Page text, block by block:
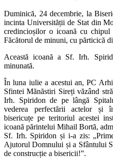
Duminică, 24 decembrie, la
incinta Universității de Stat din
credincioșilor o icoană cu
Făcătorul de minuni, cu părticică
Această icoană a Sf. Irh.
minunată.
În luna iulie a acestui an, PC
Sfintei Mănăstiri Sireți văzând
Irh. Spiridon de pe lângă
vederea perfectării actelor și
bisericuțe pe teritoriul acestei
icoană părintelui Mihail Bortă,
Sf. Irh. Spiridon și i-a zis:
Ajutorul Domnului și a Sfântului
de construcție a bisericii!”.